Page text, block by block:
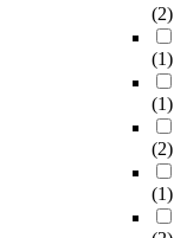
(2)
(1)
(1)
(2)
(1)